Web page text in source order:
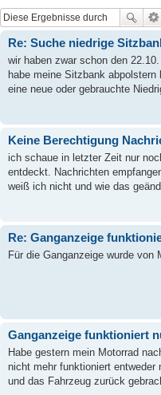
Re: Suche niedrige
wir haben zwar schon den
habe meine Sitzbank
eine neue oder gebrauchte
Keine Berechtigung
ich schaue in letzter Zeit nur
entdeckt. Nachrichten
weiß ich nicht und wie das
Re: Ganganzeige
Für die Ganganzeige wurde
Ganganzeige funktioniert
Habe gestern mein Motorrad
nicht mehr funktioniert
und das Fahrzeug zurück